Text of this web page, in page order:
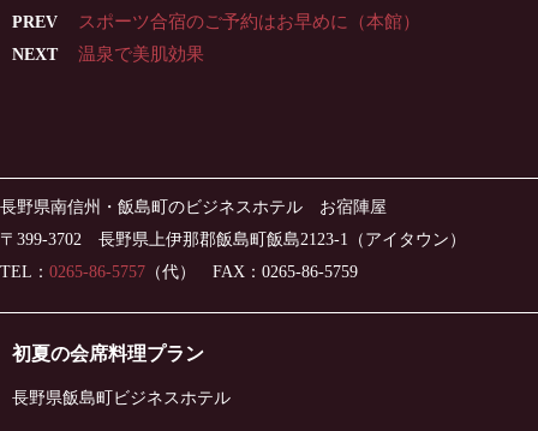
PREV スポーツ合宿のご予約はお早めに（本館）
NEXT 温泉で美肌効果
長野県南信州・飯島町のビジネスホテル お宿陣屋
〒399-3702 長野県上伊那郡飯島町飯島2123-1（アイタウン）
TEL： 0265-86-5757 （代） FAX：0265-86-5759
初夏の会席料理プラン
長野県飯島町ビジネスホテル